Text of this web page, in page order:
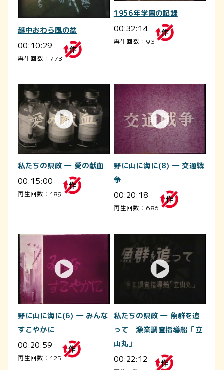
越中おわら風の盆
00:10:29
再生回数：773
1956年学園の記録
00:32:14
再生回数：93
私たちの県政 ― 愛の献血
00:15:00
再生回数：189
野に山に海に(8) ― 交通戦
争
00:20:18
再生回数：686
野に山に海に(6) ― みんな
すこやかに
00:20:59
再生回数：125
私たちの県政 ― 魚群を追
って 漁業調査指導船「立
山丸」
00:22:12